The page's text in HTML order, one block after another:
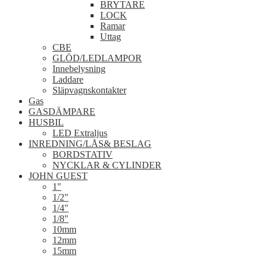
BRYTARE
LOCK
Ramar
Uttag
CBE
GLÖD/LEDLAMPOR
Innebelysning
Laddare
Släpvagnskontakter
Gas
GASDÄMPARE
HUSBIL
LED Extraljus
INREDNING/LÅS& BESLAG
BORDSTATIV
NYCKLAR & CYLINDER
JOHN GUEST
1"
1/2"
1/4"
1/8"
10mm
12mm
15mm